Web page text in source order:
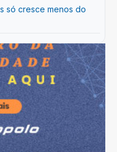
só cresce menos do